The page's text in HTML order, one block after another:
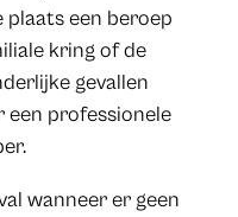
plaats een beroep
kring of de
gevallen
professionele
wanneer er geen